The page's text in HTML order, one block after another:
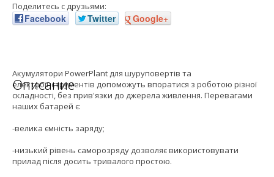
Поделитесь с друзьями:
Facebook Twitter Google+
Описание
Акумулятори PowerPlant для шуруповертів та
електроінструментів допоможуть впоратися з роботою різної
складності, без прив'язки до джерела живлення. Перевагами
наших батарей є:
-велика ємність заряду;
-низький рівень саморозряду дозволяє використовувати
прилад після досить тривалого простою.